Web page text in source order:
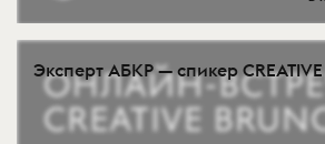
Эксперт АБКР — спикер CREATIVE